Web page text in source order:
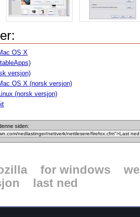
OS X
versjon)
OS X (norsk versjon)
(norsk versjon)
siden:
for windows
last ned